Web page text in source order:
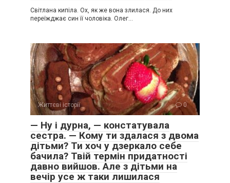
Світлана кипіла. Ох, як же вона злилася. До них
переїжджає син її чоловіка. Олег…
Життєві історії 0
— Ну і дурна, — констатувала
сестра. — Кому ти здалася з двома
дітьми? Ти хоч у дзеркало себе
бачила? Твій термін придатності
давно вийшов. Але з дітьми на
вечір усе ж таки лишилася